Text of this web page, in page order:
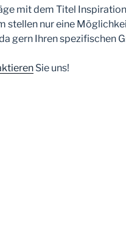
mit dem Titel
stellen nur eine
gern Ihren spezifischen
Sie uns!